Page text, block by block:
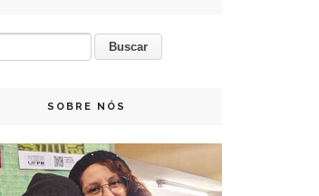
SOBRE NÓS